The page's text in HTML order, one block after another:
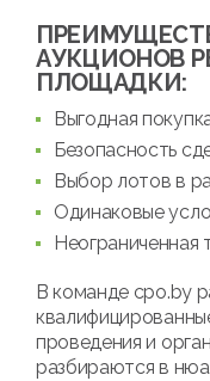
АУКЦИОНОВ
ПЛОЩАДКИ:
Выгодная
Безопасность
Выбор лотов в
Одинаковые
Неограниченная
В команде cpo.by
проведения и
разбираются в